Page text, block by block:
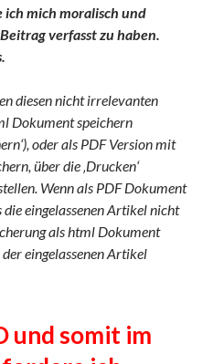
ich mich moralisch und
verfasst zu haben.
diesen nicht irrelevanten
Dokument speichern
oder als PDF Version mit
über die ‚Drucken‘
Wenn als PDF Dokument
eingelassenen Artikel nicht
als html Dokument
eingelassenen Artikel
und somit im